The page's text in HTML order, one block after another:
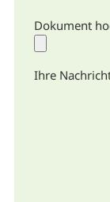
Dokument
Ihre